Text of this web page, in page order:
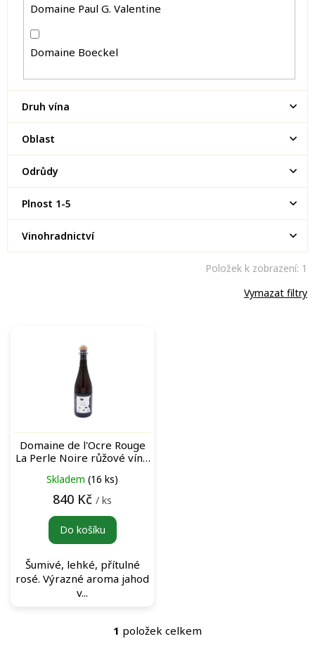
Domaine Paul G. Valentine
Domaine Boeckel
Druh vína
Oblast
Odrůdy
Plnost 1-5
Vinohradnictví
Vymazat filtry
Položek k zobrazení: 1
o Domaine de l'Ocre Rouge
La Perle Noire růžové víno
Skladem (16 ks)
840 Kč / ks
Do košíku
Šumivé, lehké, přítulné
rosé. Výrazné aroma jahod
v...
O
1 položek celkem